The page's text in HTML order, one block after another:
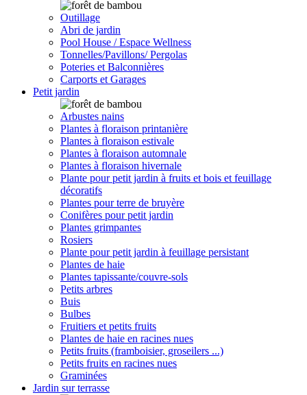
Outillage
Abri de jardin
Pool House / Espace Wellness
Tonnelles/Pavillons/ Pergolas
Poteries et Balconnières
Carports et Garages
Petit jardin
Arbustes nains
Plantes à floraison printanière
Plantes à floraison estivale
Plantes à floraison automnale
Plantes à floraison hivernale
Plante pour petit jardin à fruits et bois et feuillage
décoratifs
Plantes pour terre de bruyère
Conifères pour petit jardin
Plantes grimpantes
Rosiers
Plante pour petit jardin à feuillage persistant
Plantes de haie
Plantes tapissante/couvre-sols
Petits arbres
Buis
Bulbes
Fruitiers et petits fruits
Plantes de haie en racines nues
Petits fruits (framboisier, groseilers ...)
Petits fruits en racines nues
Graminées
Jardin sur terrasse